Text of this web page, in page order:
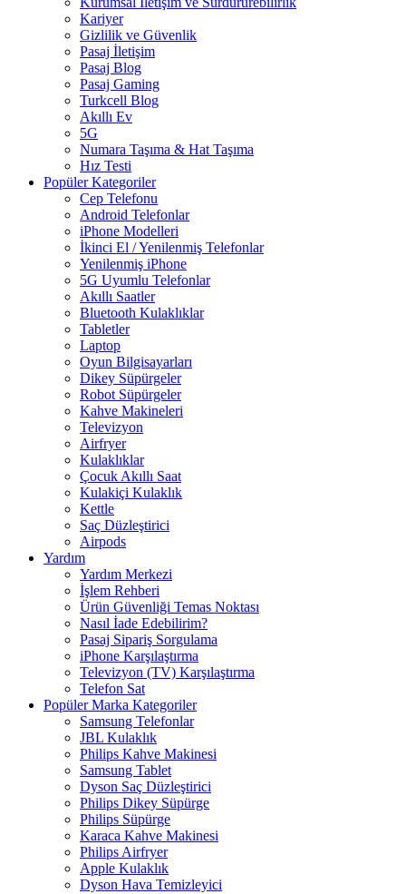
Kariyer
Gizlilik ve Güvenlik
Pasaj İletişim
Pasaj Blog
Pasaj Gaming
Turkcell Blog
Akıllı Ev
5G
Numara Taşıma & Hat Taşıma
Hız Testi
Popüler Kategoriler
Cep Telefonu
Android Telefonlar
iPhone Modelleri
İkinci El / Yenilenmiş Telefonlar
Yenilenmiş iPhone
5G Uyumlu Telefonlar
Akıllı Saatler
Bluetooth Kulaklıklar
Tabletler
Laptop
Oyun Bilgisayarları
Dikey Süpürgeler
Robot Süpürgeler
Kahve Makineleri
Televizyon
Airfryer
Kulaklıklar
Çocuk Akıllı Saat
Kulakiçi Kulaklık
Kettle
Saç Düzleştirici
Airpods
Yardım
Yardım Merkezi
İşlem Rehberi
Ürün Güvenliği Temas Noktası
Nasıl İade Edebilirim?
Pasaj Sipariş Sorgulama
iPhone Karşılaştırma
Televizyon (TV) Karşılaştırma
Telefon Sat
Popüler Marka Kategoriler
Samsung Telefonlar
JBL Kulaklık
Philips Kahve Makinesi
Samsung Tablet
Dyson Saç Düzleştirici
Philips Dikey Süpürge
Philips Süpürge
Karaca Kahve Makinesi
Philips Airfryer
Apple Kulaklık
Dyson Hava Temizleyici